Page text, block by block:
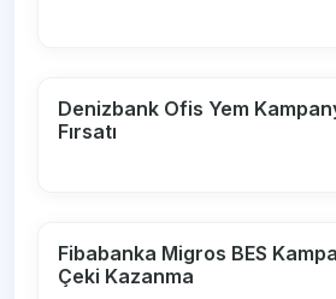
Denizbank Ofis Yem
Fırsatı
Fibabanka Migros BES
Çeki Kazanma